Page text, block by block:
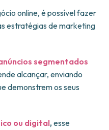
online, é possível fazer
estratégias de marketing
segmentados
alcançar, enviando
demonstrem os seus
ou digital, esse